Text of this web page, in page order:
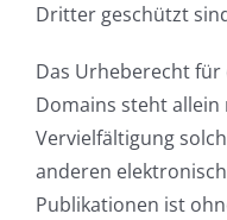
Dritter geschützt
Das Urheberecht für
Domains steht allein
Vervielfältigung
anderen
Publikationen ist